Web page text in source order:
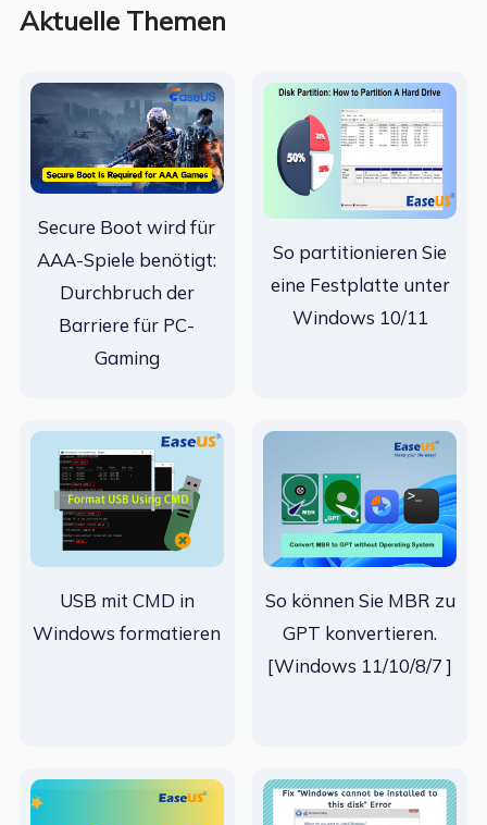
Aktuelle Themen
Secure Boot wird für
AAA-Spiele benötigt:
Durchbruch der
Barriere für PC-
Gaming
So partitionieren Sie
eine Festplatte unter
Windows 10/11
USB mit CMD in
Windows formatieren
So können Sie MBR zu
GPT konvertieren.
[Windows 11/10/8/7 ]